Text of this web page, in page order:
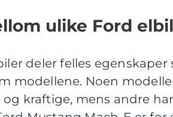
ulike Ford
deler felles
modellene. Noen
kraftige, mens andre